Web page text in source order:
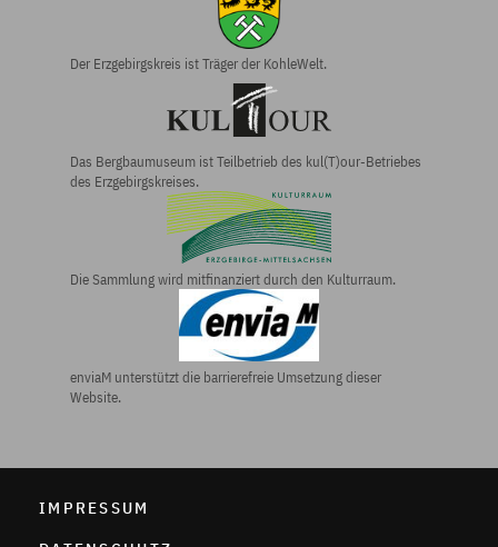
Der Erzgebirgs­kreis ist Träger der KohleWelt.
Das Bergbau­museum ist Teilbetrieb des kul(T)our-Betriebes
des Erzgebirgs­kreises.
Die Sammlung wird mitfinanziert durch den Kulturraum.
enviaM unterstützt die barrierefreie Umsetzung dieser
Website.
IMPRESSUM